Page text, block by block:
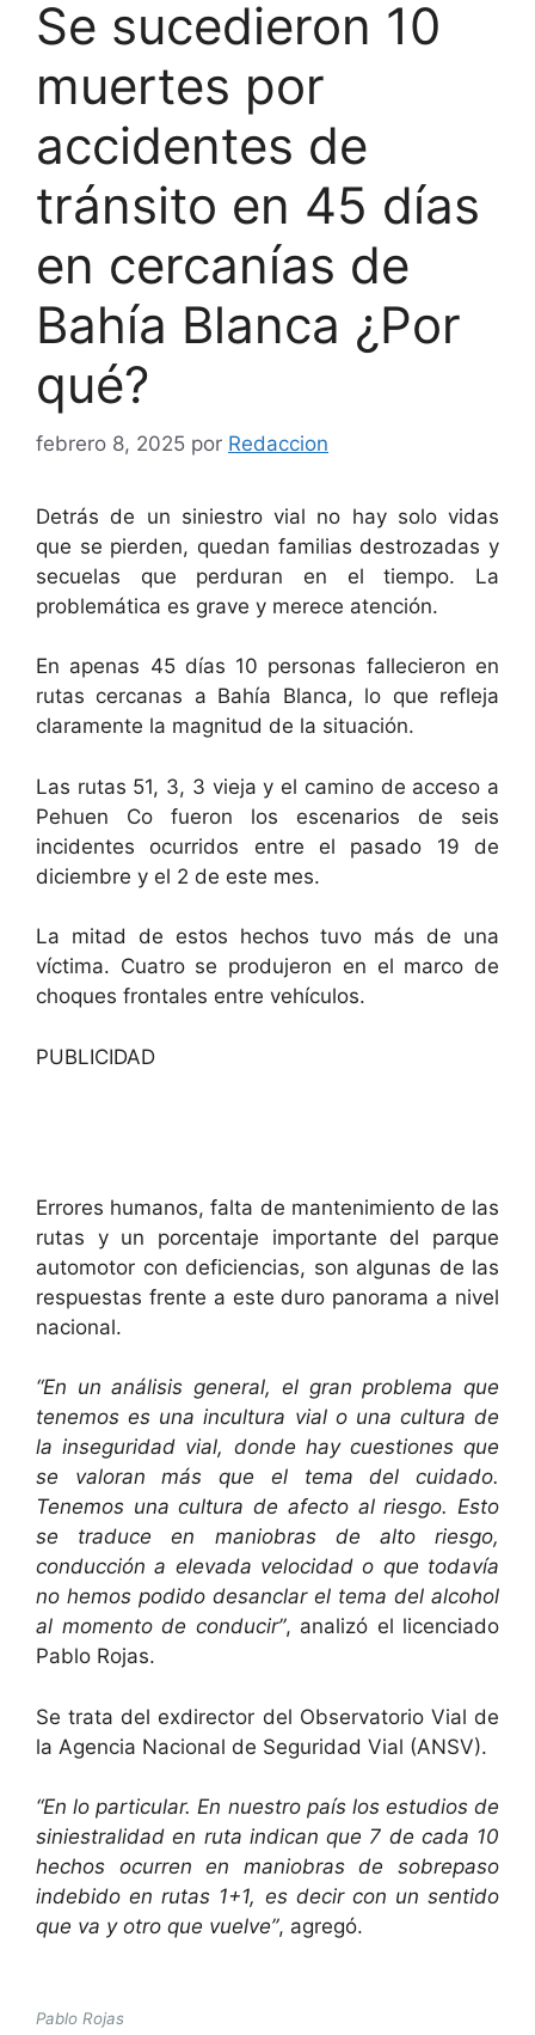
Se sucedieron 10
muertes por
accidentes de
tránsito en 45 días
en cercanías de
Bahía Blanca ¿Por
qué?
febrero 8, 2025 por Redaccion
Detrás de un siniestro vial no hay solo vidas
que se pierden, quedan familias destrozadas y
secuelas que perduran en el tiempo. La
problemática es grave y merece atención.
En apenas 45 días 10 personas fallecieron en
rutas cercanas a Bahía Blanca, lo que refleja
claramente la magnitud de la situación.
Las rutas 51, 3, 3 vieja y el camino de acceso a
Pehuen Co fueron los escenarios de seis
incidentes ocurridos entre el pasado 19 de
diciembre y el 2 de este mes.
La mitad de estos hechos tuvo más de una
víctima. Cuatro se produjeron en el marco de
choques frontales entre vehículos.
PUBLICIDAD
Errores humanos, falta de mantenimiento de las
rutas y un porcentaje importante del parque
automotor con deficiencias, son algunas de las
respuestas frente a este duro panorama a nivel
nacional.
“En un análisis general, el gran problema que
tenemos es una incultura vial o una cultura de
la inseguridad vial, donde hay cuestiones que
se valoran más que el tema del cuidado.
Tenemos una cultura de afecto al riesgo. Esto
se traduce en maniobras de alto riesgo,
conducción a elevada velocidad o que todavía
no hemos podido desanclar el tema del alcohol
al momento de conducir”, analizó el licenciado
Pablo Rojas.
Se trata del exdirector del Observatorio Vial de
la Agencia Nacional de Seguridad Vial (ANSV).
“En lo particular. En nuestro país los estudios de
siniestralidad en ruta indican que 7 de cada 10
hechos ocurren en maniobras de sobrepaso
indebido en rutas 1+1, es decir con un sentido
que va y otro que vuelve”, agregó.
Pablo Rojas